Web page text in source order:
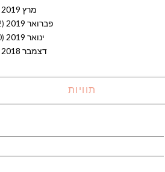
מרץ 2019
פברואר 2019
(12)
ינואר 2019
(10)
דצמבר 2018
תוויות